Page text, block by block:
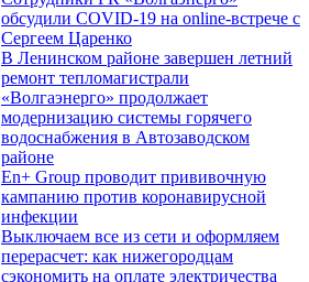
обсудили COVID-19 на online-встрече с
Сергеем Царенко
В Ленинском районе завершен летний
ремонт тепломагистрали
«Волгаэнерго» продолжает
модернизацию системы горячего
водоснабжения в Автозаводском
районе
En+ Group проводит прививочную
кампанию против коронавирусной
инфекции
Выключаем все из сети и оформляем
перерасчет: как нижегородцам
сэкономить на оплате электричества